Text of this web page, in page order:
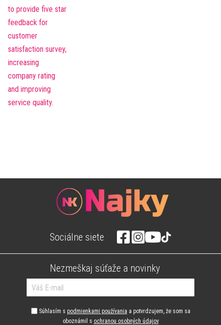
Sociálne siete
Nezmeškaj súťaže a novinky
Súhlasím s podmienkami používania a potvrdzujem, že som sa
oboznámil s ochranou osobných údajov